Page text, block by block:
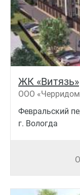
ЖК «Витязь»
ООО
Февральский
г. Вологда